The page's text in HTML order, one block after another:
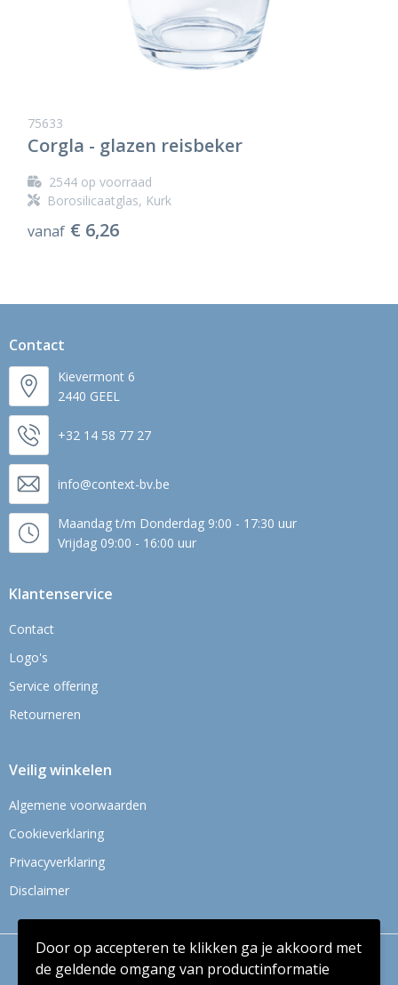
75633
Corgla - glazen reisbeker
2544op voorraad
Borosilicaatglas, Kurk
vanaf € 6,26
Contact
Kievermont 6
2440 GEEL
+32 14 58 77 27
info@context-bv.be
Maandag t/m Donderdag 9:00 - 17:30 uur
Vrijdag 09:00 - 16:00 uur
Klantenservice
Contact
Logo's
Service offering
Retourneren
Veilig winkelen
Algemene voorwaarden
Cookieverklaring
Privacyverklaring
Disclaimer
© Copyright Context BV 2024
Door op accepteren te klikken ga je akkoord met
de geldende omgang van productinformatie